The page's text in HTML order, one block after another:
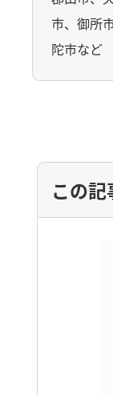
市、御所
陀市など
この